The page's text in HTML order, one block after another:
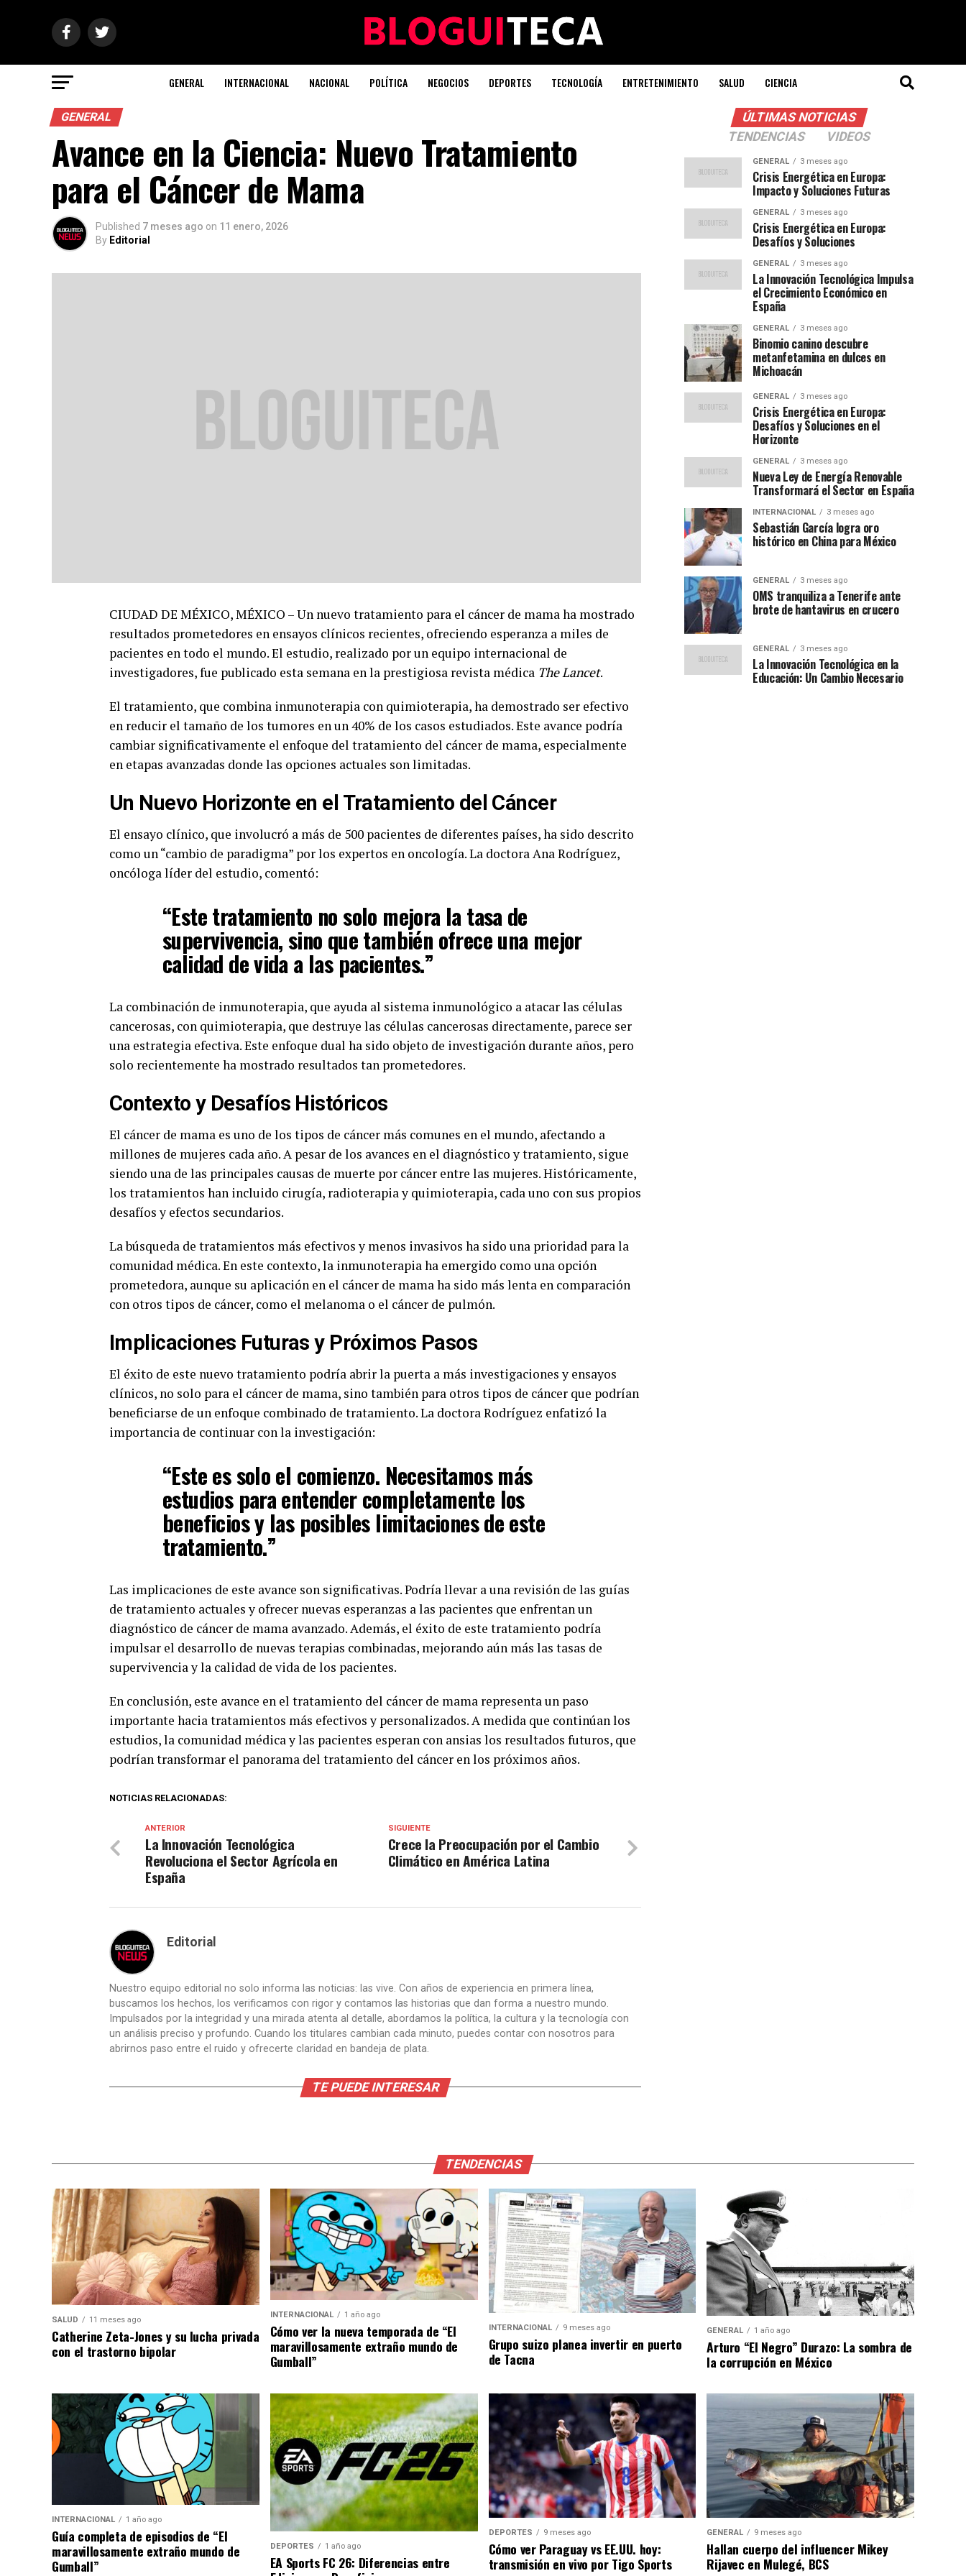
GENERAL INTERNACIONAL NACIONAL POLÍTICA NEGOCIOS DEPORTES TECNOLOGÍA ENTRETENIMIENTO SALUD CIENCIA
GENERAL
Avance en la Ciencia: Nuevo Tratamiento
para el Cáncer de Mama
Published 7 meses ago on 11 enero, 2026
By Editorial
CIUDAD DE MÉXICO, MÉXICO – Un nuevo tratamiento para el cáncer de mama ha mostrado
resultados prometedores en ensayos clínicos recientes, ofreciendo esperanza a miles de
pacientes en todo el mundo. El estudio, realizado por un equipo internacional de
investigadores, fue publicado esta semana en la prestigiosa revista médica The Lancet.
El tratamiento, que combina inmunoterapia con quimioterapia, ha demostrado ser efectivo
en reducir el tamaño de los tumores en un 40% de los casos estudiados. Este avance podría
cambiar significativamente el enfoque del tratamiento del cáncer de mama, especialmente
en etapas avanzadas donde las opciones actuales son limitadas.
Un Nuevo Horizonte en el Tratamiento del Cáncer
El ensayo clínico, que involucró a más de 500 pacientes de diferentes países, ha sido descrito
como un “cambio de paradigma” por los expertos en oncología. La doctora Ana Rodríguez,
oncóloga líder del estudio, comentó:
“Este tratamiento no solo mejora la tasa de
supervivencia, sino que también ofrece una mejor
calidad de vida a las pacientes.”
La combinación de inmunoterapia, que ayuda al sistema inmunológico a atacar las células
cancerosas, con quimioterapia, que destruye las células cancerosas directamente, parece ser
una estrategia efectiva. Este enfoque dual ha sido objeto de investigación durante años, pero
solo recientemente ha mostrado resultados tan prometedores.
Contexto y Desafíos Históricos
El cáncer de mama es uno de los tipos de cáncer más comunes en el mundo, afectando a
millones de mujeres cada año. A pesar de los avances en el diagnóstico y tratamiento, sigue
siendo una de las principales causas de muerte por cáncer entre las mujeres. Históricamente,
los tratamientos han incluido cirugía, radioterapia y quimioterapia, cada uno con sus propios
desafíos y efectos secundarios.
La búsqueda de tratamientos más efectivos y menos invasivos ha sido una prioridad para la
comunidad médica. En este contexto, la inmunoterapia ha emergido como una opción
prometedora, aunque su aplicación en el cáncer de mama ha sido más lenta en comparación
con otros tipos de cáncer, como el melanoma o el cáncer de pulmón.
Implicaciones Futuras y Próximos Pasos
El éxito de este nuevo tratamiento podría abrir la puerta a más investigaciones y ensayos
clínicos, no solo para el cáncer de mama, sino también para otros tipos de cáncer que podrían
beneficiarse de un enfoque combinado de tratamiento. La doctora Rodríguez enfatizó la
importancia de continuar con la investigación:
“Este es solo el comienzo. Necesitamos más
estudios para entender completamente los
beneficios y las posibles limitaciones de este
tratamiento.”
Las implicaciones de este avance son significativas. Podría llevar a una revisión de las guías
de tratamiento actuales y ofrecer nuevas esperanzas a las pacientes que enfrentan un
diagnóstico de cáncer de mama avanzado. Además, el éxito de este tratamiento podría
impulsar el desarrollo de nuevas terapias combinadas, mejorando aún más las tasas de
supervivencia y la calidad de vida de los pacientes.
En conclusión, este avance en el tratamiento del cáncer de mama representa un paso
importante hacia tratamientos más efectivos y personalizados. A medida que continúan los
estudios, la comunidad médica y las pacientes esperan con ansias los resultados futuros, que
podrían transformar el panorama del tratamiento del cáncer en los próximos años.
NOTICIAS RELACIONADAS:
SIGUIENTE
Crece la Preocupación por el Cambio
Climático en América Latina
ANTERIOR
La Innovación Tecnológica
Revoluciona el Sector Agrícola en
España
Editorial
Nuestro equipo editorial no solo informa las noticias: las vive. Con años de experiencia en primera línea,
buscamos los hechos, los verificamos con rigor y contamos las historias que dan forma a nuestro mundo.
Impulsados por la integridad y una mirada atenta al detalle, abordamos la política, la cultura y la tecnología con
un análisis preciso y profundo. Cuando los titulares cambian cada minuto, puedes contar con nosotros para
abrirnos paso entre el ruido y ofrecerte claridad en bandeja de plata.
TE PUEDE INTERESAR
ÚLTIMAS NOTICIAS
TENDENCIAS
VIDEOS
GENERAL 3 meses ago
Crisis Energética en Europa:
Impacto y Soluciones Futuras
GENERAL 3 meses ago
Crisis Energética en Europa:
Desafíos y Soluciones
GENERAL 3 meses ago
La Innovación Tecnológica Impulsa
el Crecimiento Económico en
España
GENERAL 3 meses ago
Binomio canino descubre
metanfetamina en dulces en
Michoacán
GENERAL 3 meses ago
Crisis Energética en Europa:
Desafíos y Soluciones en el
Horizonte
GENERAL 3 meses ago
Nueva Ley de Energía Renovable
Transformará el Sector en España
INTERNACIONAL 3 meses ago
Sebastián García logra oro
histórico en China para México
GENERAL 3 meses ago
OMS tranquiliza a Tenerife ante
brote de hantavirus en crucero
GENERAL 3 meses ago
La Innovación Tecnológica en la
Educación: Un Cambio Necesario
TENDENCIAS
SALUD 11 meses ago
Catherine Zeta-Jones y su lucha privada
con el trastorno bipolar
INTERNACIONAL 1 año ago
Cómo ver la nueva temporada de “El
maravillosamente extraño mundo de
Gumball”
INTERNACIONAL 9 meses ago
Grupo suizo planea invertir en puerto
de Tacna
GENERAL 1 año ago
Arturo “El Negro” Durazo: La sombra de
la corrupción en México
INTERNACIONAL 1 año ago
Guía completa de episodios de “El
maravillosamente extraño mundo de
Gumball”
DEPORTES 1 año ago
EA Sports FC 26: Diferencias entre
DEPORTES 9 meses ago
Cómo ver Paraguay vs EE.UU. hoy:
transmisión en vivo por Tigo Sports
GENERAL 9 meses ago
Hallan cuerpo del influencer Mikey
Rijavec en Mulegé, BCS